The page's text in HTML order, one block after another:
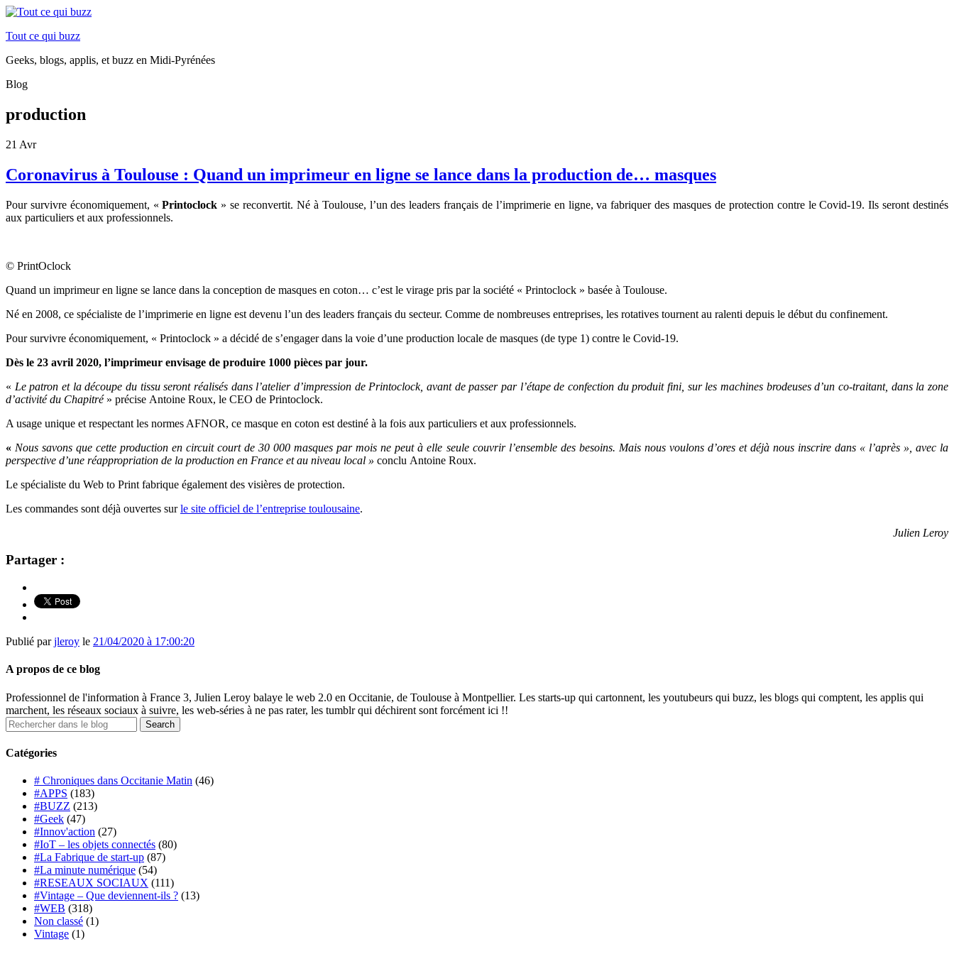
Tout ce qui buzz
Geeks, blogs, applis, et buzz en Midi-Pyrénées
Blog
production
21 Avr
Coronavirus à Toulouse : Quand un imprimeur en ligne se lance dans la production de… masques
Pour survivre économiquement, «Printoclock »se reconvertit. Né à Toulouse, l’un des leaders français de l’imprimerie en ligne, va fabriquer des masques de protection contre le Covid-19. Ils seront destinés
aux particuliers et aux professionnels.
© PrintOclock
Quand un imprimeur en ligne se lance dans la conception de masques en coton… c’est le virage pris par la société « Printoclock » basée à Toulouse.
Né en 2008, ce spécialiste de l’imprimerie en ligne est devenu l’un des leaders français du secteur. Comme de nombreuses entreprises, les rotatives tournent au ralenti depuis le début du confinement.
Pour survivre économiquement, « Printoclock » a décidé de s’engager dans la voie d’une production locale de masques (de type 1) contre le Covid-19.
Dès le 23 avril 2020, l’imprimeur envisage de produire 1000 pièces par jour.
« Le patron et la découpe du tissu seront réalisés dans l’atelier d’impression de Printoclock, avant de passer par l’étape de confection du produit fini, sur les machines brodeuses d’un co-traitant, dans la zone
d’activité du Chapitré» précise Antoine Roux, le CEO de Printoclock.
A usage unique et respectant les normes AFNOR, ce masque en coton est destiné à la fois aux particuliers et aux professionnels.
« Nous savons que cette production en circuit court de 30 000 masques par mois ne peut à elle seule couvrir l’ensemble des besoins. Mais nous voulons d’ores et déjà nous inscrire dans « l’après », avec la
perspective d’une réappropriation de la production en France et au niveau local » conclu Antoine Roux.
Le spécialiste du Web to Print fabrique également des visières de protection.
Les commandes sont déjà ouvertes surle site officiel de l’entreprise toulousaine.
Julien Leroy
Partager :
Publié parjleroy le 21/04/2020 à 17:00:20
A propos de ce blog
Professionnel de l'information à France 3, Julien Leroy balaye le web 2.0 en Occitanie, de Toulouse à Montpellier. Les starts-up qui cartonnent, les youtubeurs qui buzz, les blogs qui comptent, les applis qui
marchent, les réseaux sociaux à suivre, les web-séries à ne pas rater, les tumblr qui déchirent sont forcément ici !!
Catégories
# Chroniques dans Occitanie Matin (46)
#APPS (183)
#BUZZ (213)
#Geek (47)
#Innov'action (27)
#IoT – les objets connectés (80)
#La Fabrique de start-up (87)
#La minute numérique (54)
#RESEAUX SOCIAUX (111)
#Vintage – Que deviennent-ils ? (13)
#WEB (318)
Non classé (1)
Vintage (1)